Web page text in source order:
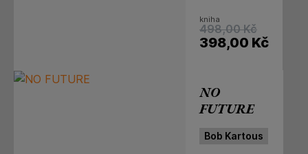
kniha
498,00 Kč
398,00 Kč
NO
FUTURE
Bob Kartous